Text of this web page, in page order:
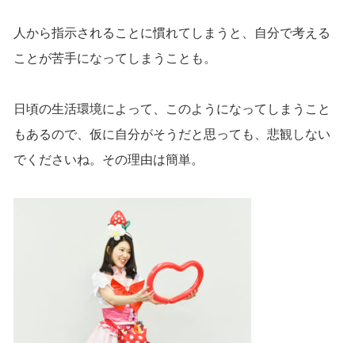
人から指示されることに慣れてしまうと、自分で考える
ことが苦手になってしまうことも。
日頃の生活環境によって、このようになってしまうこと
もあるので、仮に自分がそうだと思っても、悲観しない
でくださいね。その理由は簡単。